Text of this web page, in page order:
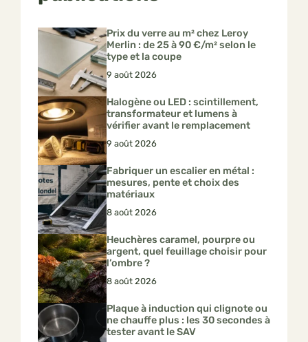
Prix du verre au m² chez Leroy
Merlin : de 25 à 90 €/m² selon le
type et la coupe
9 août 2026
Halogène ou LED : scintillement,
transformateur et lumens à
vérifier avant le remplacement
9 août 2026
Fabriquer un escalier en métal :
mesures, pente et choix des
matériaux
8 août 2026
Heuchères caramel, pourpre ou
argent, quel feuillage choisir pour
l’ombre ?
8 août 2026
Plaque à induction qui clignote ou
ne chauffe plus : les 30 secondes à
tester avant le SAV